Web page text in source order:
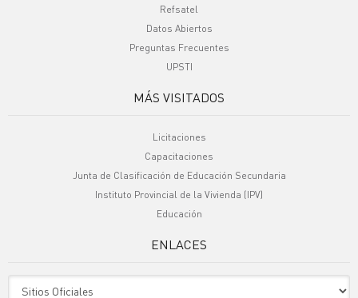
Refsatel
Datos Abiertos
Preguntas Frecuentes
UPSTI
MÁS VISITADOS
Licitaciones
Capacitaciones
Junta de Clasificación de Educación Secundaria
Instituto Provincial de la Vivienda (IPV)
Educación
ENLACES